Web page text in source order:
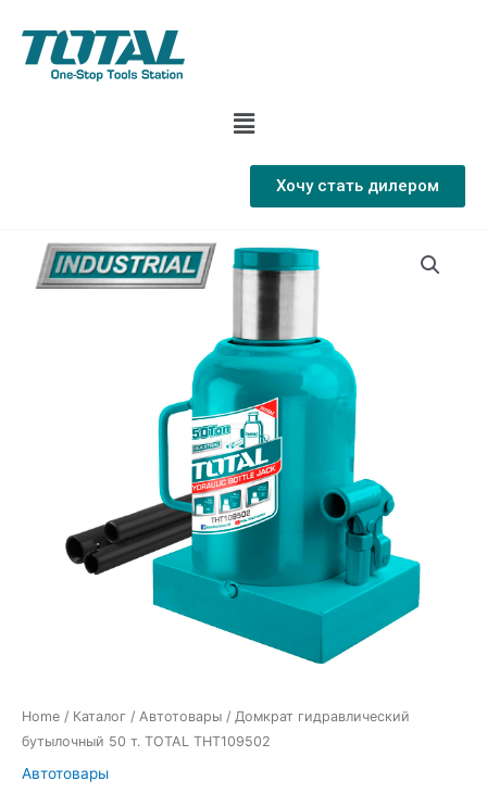
Хочу стать дилером
Home / Каталог / Автотовары / Домкрат гидравлический
бутылочный 50 т. TOTAL THT109502
Автотовары